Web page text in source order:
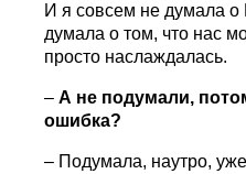
И я совсем не думала
думала о том, что нас
просто наслаждалась.
–А не подумали,
ошибка?
– Подумала, наутро,